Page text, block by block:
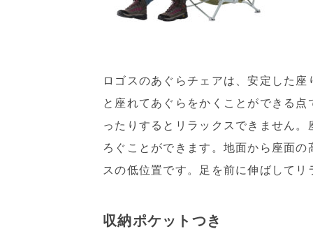
ロゴスのあぐらチェアは、安定した
と座れてあぐらをかくことができる
ったりするとリラックスできません
ろぐことができます。地面から座面
スの低位置です。足を前に伸ばして
収納ポケットつき